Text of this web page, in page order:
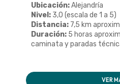
Ubicación:Alejandría
Nivel: 3,0 (escala de 1 a 5)
Distancia: 7,5 km
Duración: 5 horas
caminata y paradas
VER